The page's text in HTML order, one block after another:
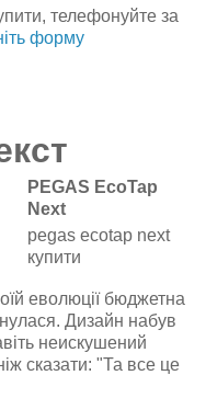
телефонуйте за
форму
PEGAS EcoTap
Next
pegas ecotap next
купити
еволюції бюджетна
Дизайн набув
неискушений
сказати: "Та все це